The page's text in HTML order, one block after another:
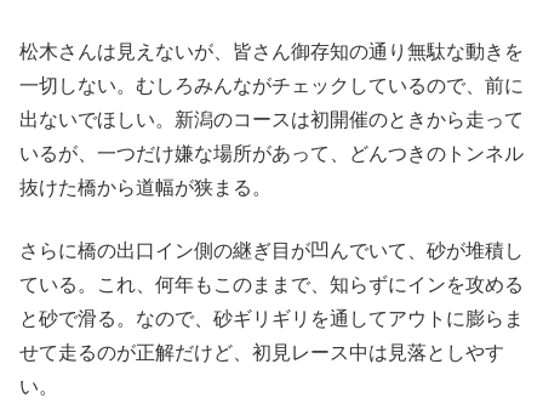
松木さんは見えないが、皆さん御存知の通り無駄な動きを
一切しない。むしろみんながチェックしているので、前に
出ないでほしい。新潟のコースは初開催のときから走って
いるが、一つだけ嫌な場所があって、どんつきのトンネル
抜けた橋から道幅が狭まる。
さらに橋の出口イン側の継ぎ目が凹んでいて、砂が堆積し
ている。これ、何年もこのままで、知らずにインを攻める
と砂で滑る。なので、砂ギリギリを通してアウトに膨らま
せて走るのが正解だけど、初見レース中は見落としやす
い。